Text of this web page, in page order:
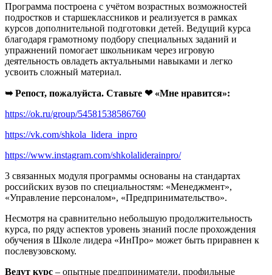
Программа построена с учётом возрастных возможностей
подростков и старшеклассников и реализуется в рамках
курсов дополнительной подготовки детей. Ведущий курса
благодаря грамотному подбору специальных заданий и
упражнений помогает школьникам через игровую
деятельность овладеть актуальными навыками и легко
усвоить сложный материал.
➥ Репост, пожалуйста. Ставьте ❤ «Мне нравится»:
https://ok.ru/group/54581538586760
https://vk.com/shkola_lidera_inpro
https://www.instagram.com/shkolaliderainpro/
3 связанных модуля программы основаны на стандартах
российских вузов по специальностям: «Менеджмент»,
«Управление персоналом», «Предпринимательство».
Несмотря на сравнительно небольшую продолжительность
курса, по ряду аспектов уровень знаний после прохождения
обучения в Школе лидера «ИнПро» может быть приравнен к
послевузовскому.
Ведут курс – опытные предприниматели, профильные